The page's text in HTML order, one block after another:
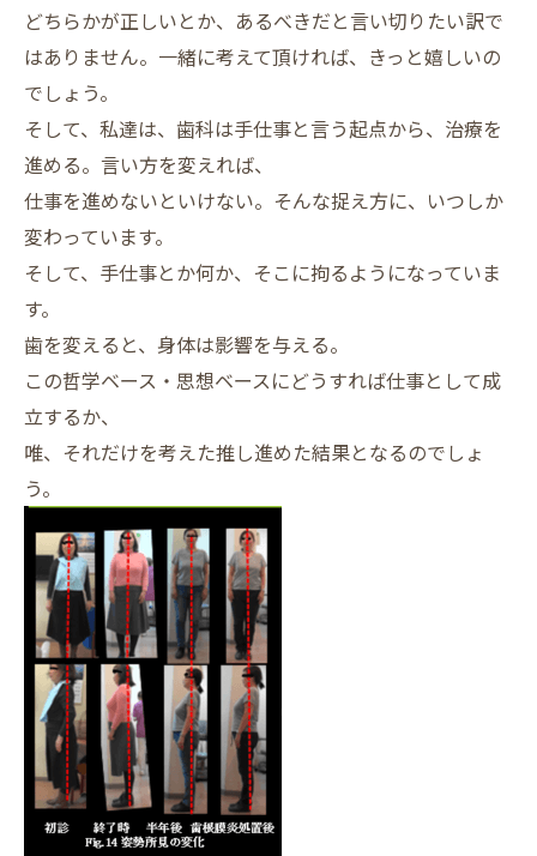
どちらかが正しいとか、あるべきだと言い切りたい訳で
はありません。一緒に考えて頂ければ、きっと嬉しいの
でしょう。
そして、私達は、歯科は手仕事と言う起点から、治療を
進める。言い方を変えれば、
仕事を進めないといけない。そんな捉え方に、いつしか
変わっています。
そして、手仕事とか何か、そこに拘るようになっていま
す。
歯を変えると、身体は影響を与える。
この哲学ベース・思想ベースにどうすれば仕事として成
立するか、
唯、それだけを考えた推し進めた結果となるのでしょ
う。